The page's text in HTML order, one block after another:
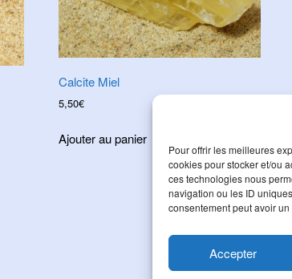
Pour offrir les meilleures
cookies pour stocker et/ou
ces technologies nous
navigation ou les ID
consentement peut avoir
Accepter
Calcite Miel
5,50€
Ajouter au panier